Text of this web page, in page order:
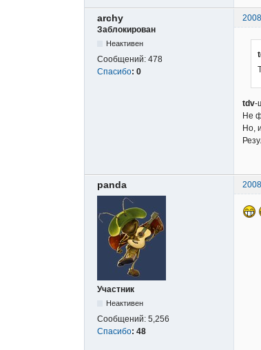
archy
Заблокирован
Неактивен
Сообщений: 478
Спасибо: 0
tdv-
Не
Но,
panda
Участник
Неактивен
Сообщений: 5,256
Спасибо: 48